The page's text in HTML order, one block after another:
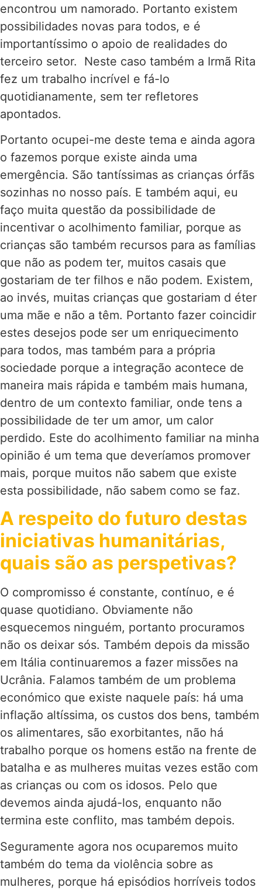
encontrou um namorado. Portanto existem
possibilidades novas para todos, e é
importantíssimo o apoio de realidades do
terceiro setor. Neste caso também a Irmã Rita
fez um trabalho incrível e fá-lo
quotidianamente, sem ter refletores
apontados.
Portanto ocupei-me deste tema e ainda agora
o fazemos porque existe ainda uma
emergência. São tantíssimas as crianças órfãs
sozinhas no nosso país. E também aqui, eu
faço muita questão da possibilidade de
incentivar o acolhimento familiar, porque as
crianças são também recursos para as famílias
que não as podem ter, muitos casais que
gostariam de ter filhos e não podem. Existem,
ao invés, muitas crianças que gostariam d éter
uma mãe e não a têm. Portanto fazer coincidir
estes desejos pode ser um enriquecimento
para todos, mas também para a própria
sociedade porque a integração acontece de
maneira mais rápida e também mais humana,
dentro de um contexto familiar, onde tens a
possibilidade de ter um amor, um calor
perdido. Este do acolhimento familiar na minha
opinião é um tema que deveríamos promover
mais, porque muitos não sabem que existe
esta possibilidade, não sabem como se faz.
A respeito do futuro destas
iniciativas humanitárias,
quais são as perspetivas?
O compromisso é constante, contínuo, e é
quase quotidiano. Obviamente não
esquecemos ninguém, portanto procuramos
não os deixar sós. Também depois da missão
em Itália continuaremos a fazer missões na
Ucrânia. Falamos também de um problema
económico que existe naquele país: há uma
inflação altíssima, os custos dos bens, também
os alimentares, são exorbitantes, não há
trabalho porque os homens estão na frente de
batalha e as mulheres muitas vezes estão com
as crianças ou com os idosos. Pelo que
devemos ainda ajudá-los, enquanto não
termina este conflito, mas também depois.
Seguramente agora nos ocuparemos muito
também do tema da violência sobre as
mulheres, porque há episódios horríveis todos